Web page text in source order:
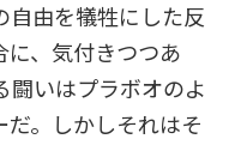
自由を犠牲にした反
に、気付きつつあ
闘いはプラボオのよ
だ。しかしそれはそ